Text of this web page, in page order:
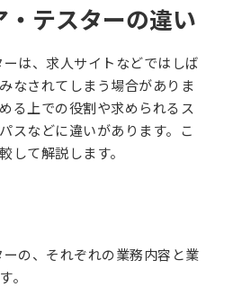
・テスターの違い
は、求人サイトなどではしば
なされてしまう場合がありま
る上での役割や求められるス
スなどに違いがあります。こ
して解説します。
の、それぞれの業務内容と業
。